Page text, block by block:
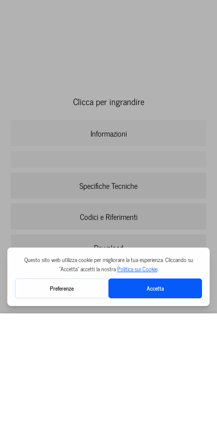
Clicca per ingrandire
Informazioni
Specifiche Tecniche
Codici e Riferimenti
Download
Misure di primo soccorso